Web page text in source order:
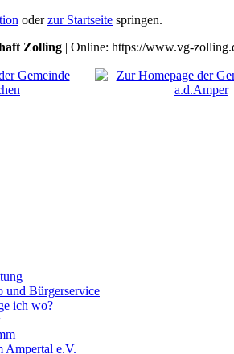
oderzur Startseite springen.
Zolling | Online: https://www.vg-
und Bürgerservice
ich wo?
Ampertal e.V.